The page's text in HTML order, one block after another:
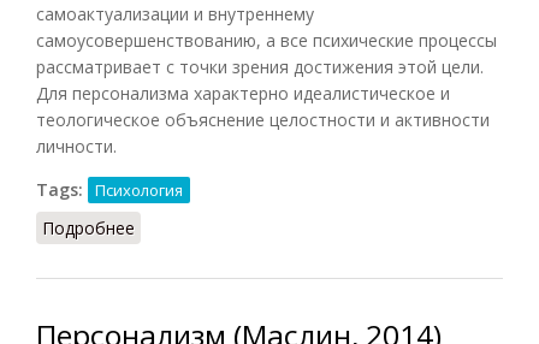
самоактуализации и внутреннему
самоусовершенствованию, а все психические процессы
рассматривает с точки зрения достижения этой цели.
Для персонализма характерно идеалистическое и
теологическое объяснение целостности и активности
личности.
Tags:
Психология
Подробнее
Персонализм (Маслин, 2014)